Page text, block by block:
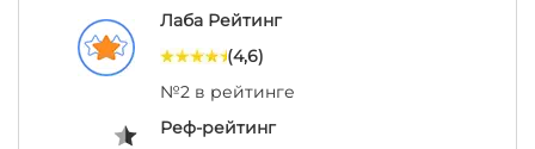
Лаба Рейтинг
(4,6)
№2 в рейтинге
Реф-рейтинг